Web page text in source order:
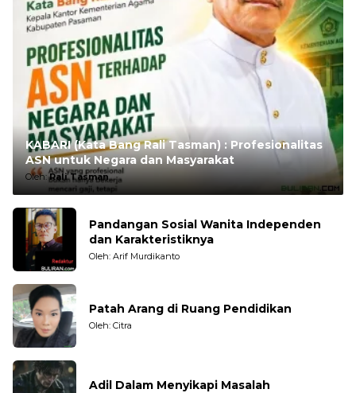
KABARI (Kata Bang Rali Tasman) : Profesionalitas
ASN untuk Negara dan Masyarakat
Oleh:Rali Tasman
Pandangan Sosial Wanita Independen
dan Karakteristiknya
Oleh: Arif Murdikanto
Patah Arang di Ruang Pendidikan
Oleh: Citra
Adil Dalam Menyikapi Masalah